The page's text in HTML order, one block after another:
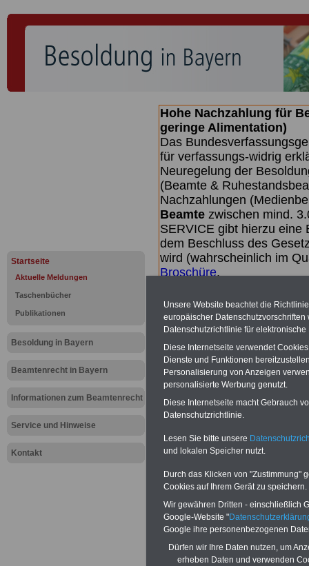
Startseite
Aktuelle Meldungen
Taschenbücher
Publikationen
Besoldung in Bayern
Beamtenrecht in Bayern
Informationen zum Beamtenrecht
Service und Hinweise
Kontakt
Hohe Nachzahlung für
geringe Alimentation)
Das
für verfassungs-widrig
Neuregelung der
(Beamte &
Nachzahlungen
Beamte zwischen mind.
SERVICE gibt hierzu eine
dem Beschluss des
wird (wahrscheinlich im
Broschüre.
Meldung
BEHÖRDEN-ABO
mit drei
nur 25,00 Euro: Wissenswertes für
Beamtinnen und Beamte,
sorgungsrecht (Bund/Länder) sowie
Beihilferecht in Bund und Ländern.
drei Ratgeber sind übersichtlich
und erläutern auch komplizierte
Sachverhalte ver-ständlich (auch für
Mitarbeiterinnen und Mitarbeiter
Unsere Website beachtet die
europäischer
Datenschutzrichtlinie für
Diese Internetseite verwendet
Dienste und Funktionen
Personalisierung von Anzeigen
personalisierte Werbung genutzt.
Diese Internetseite macht Gebrauch
Datenschutzrichtlinie.
Lesen Sie bitte unsere
und lokalen Speicher nutzt.
Durch das Klicken von "Zustimmung"
Cookies auf Ihrem Gerät zu speichern.
Wir gewähren Dritten - einschließlich
Google-Website "
Google ihre personenbezogenen
Dürfen wir Ihre Daten nutzen, um
erheben Daten und verwenden